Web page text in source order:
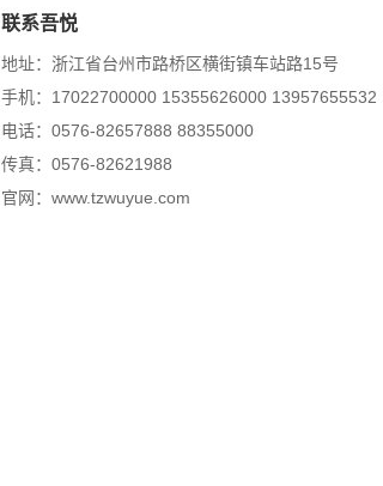
联系吾悦
地址：浙江省台州市路桥区横街镇车站路15号
手机： 17022700000 15355626000 13957655532
电话：0576-82657888 88355000
传真：0576-82621988
官网：www.tzwuyue.com